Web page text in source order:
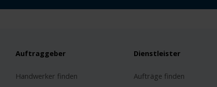
Auftraggeber
Handwerker finden
Dienstleister
Aufträge finden